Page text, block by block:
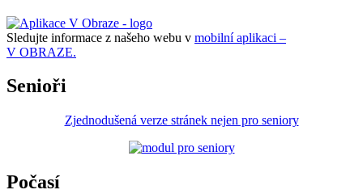
Sledujte informace z našeho webu v mobilní aplikaci –
V OBRAZE.
Senioři
Zjednodušená verze stránek nejen pro seniory
Počasí